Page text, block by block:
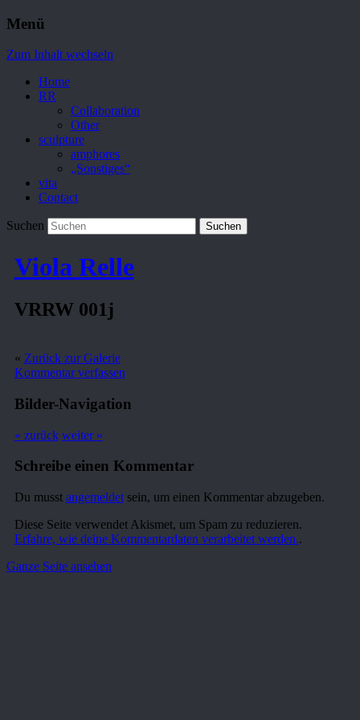
Menü
Zum Inhalt wechseln
Home
RR
Collaboration
Other
sculpture
amphores
„Sonstiges“
vita
Contact
Suchen
Viola Relle
VRRW 001j
« Zurück zur Galerie
Kommentar verfassen
Bilder-Navigation
« zurück weiter »
Schreibe einen Kommentar
Du musst angemeldetsein, um einen Kommentar abzugeben.
Diese Seite verwendet Akismet, um Spam zu reduzieren.
Erfahre, wie deine Kommentardaten verarbeitet werden..
Ganze Seite ansehen